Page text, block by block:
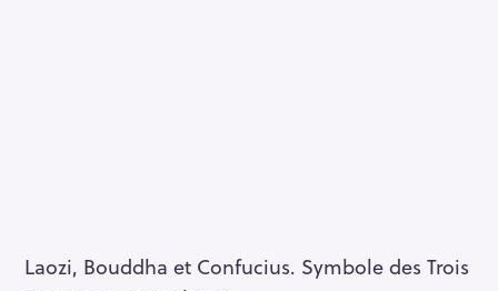
Laozi, Bouddha et Confucius. Symbole des Trois